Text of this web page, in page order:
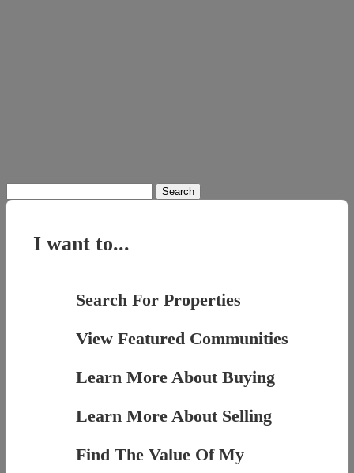
for:
I want to...
Search For Properties
View Featured Communities
Learn More About Buying
Learn More About Selling
Find The Value Of My